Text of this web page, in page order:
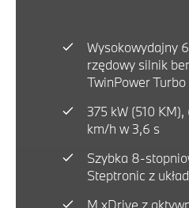
Wysokowydajny
rzędowy silnik
TwinPower Turbo
375 kW (510
km/h w 3,6 s
Szybka 8-
Steptronic z
M xDrive z